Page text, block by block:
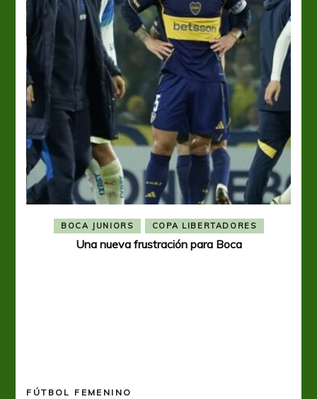
BOCA JUNIORS COPA LIBERTADORES
Una nueva frustración para Boca
FÚTBOL FEMENINO